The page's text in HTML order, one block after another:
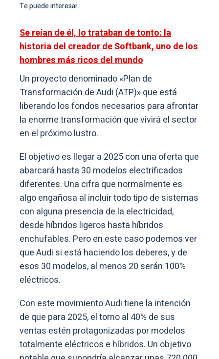
Te puede interesar
Se reían de él, lo trataban de tonto: la
historia del creador de Softbank, uno de los
hombres más ricos del mundo
Un proyecto denominado «Plan de
Transformación de Audi (ATP)» que está
liberando los fondos necesarios para afrontar
la enorme transformación que vivirá el sector
en el próximo lustro.
El objetivo es llegar a 2025 con una oferta que
abarcará hasta 30 modelos electrificados
diferentes. Una cifra que normalmente es
algo engañosa al incluir todo tipo de sistemas
con alguna presencia de la electricidad,
desde híbridos ligeros hasta híbridos
enchufables. Pero en este caso podemos ver
que Audi si está haciendo los deberes, y de
esos 30 modelos, al menos 20 serán 100%
eléctricos.
Con este movimiento Audi tiene la intención
de que para 2025, el torno al 40% de sus
ventas estén protagonizadas por modelos
totalmente eléctricos e híbridos. Un objetivo